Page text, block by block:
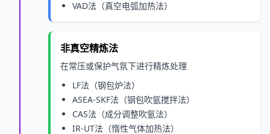
VAD法（真空电弧加热法）
非真空精炼法
在常压或保护气氛下进行精炼处理
LF法（钢包炉法）
ASEA-SKF法（钢包吹氩搅拌法）
CAS法（成分调整吹氩法）
IR-UT法（惰性气体加热法）